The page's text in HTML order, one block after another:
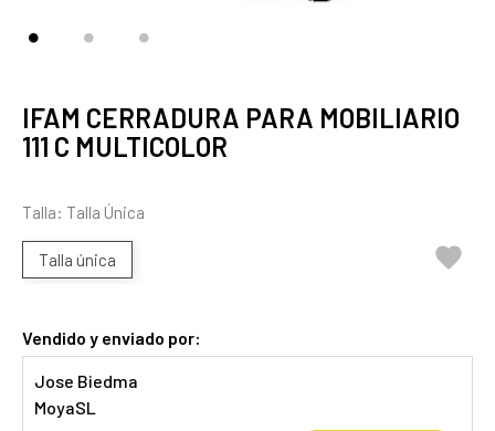
IFAM CERRADURA PARA MOBILIARIO
111 C MULTICOLOR
Talla: Talla Única
Talla única 
Vendido y enviado por:
Jose Biedma
MoyaSL